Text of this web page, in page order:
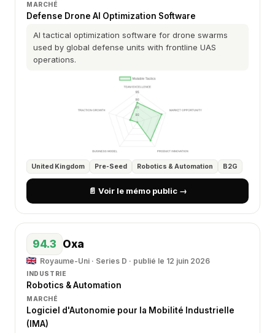
MARCHÉ
Defense Drone AI Optimization Software
AI tactical optimization software for drone swarms
used by global defense units with frontline UAS
operations.
United Kingdom Pre-Seed Robotics & Automation B2G
📄 Voir le mémo public →
94.3 Oxa
Royaume-Uni · Series D · publié le 12 juin 2026
INDUSTRIE
Robotics & Automation
MARCHÉ
Logiciel d'Autonomie pour la Mobilité Industrielle
(IMA)